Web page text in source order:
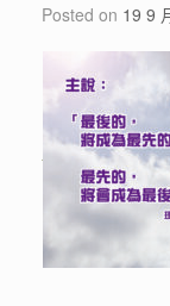
Posted on 19 9